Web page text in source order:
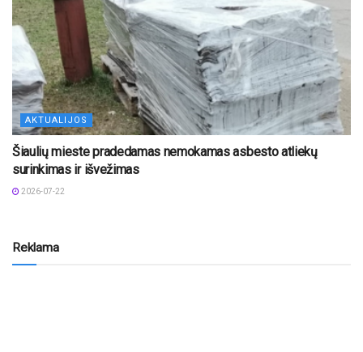
AKTUALIJOS
Šiaulių mieste pradedamas nemokamas asbesto atliekų
surinkimas ir išvežimas
2026-07-22
Reklama